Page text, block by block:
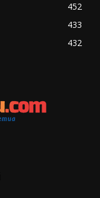
452
433
432